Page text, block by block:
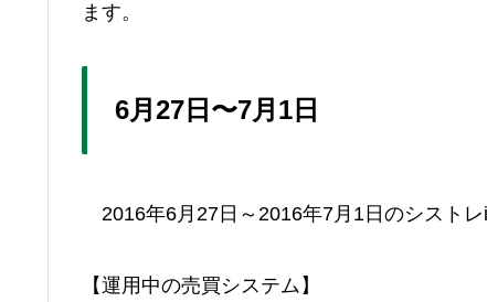
ます。
6月27日〜7月1日
2016年6月27日～2016年7月1日のシストレ
【運用中の売買システム】